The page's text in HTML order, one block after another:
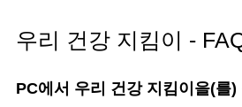
우리 건강 지킴이 -
PC에서 우리 건강 지킴이을(를